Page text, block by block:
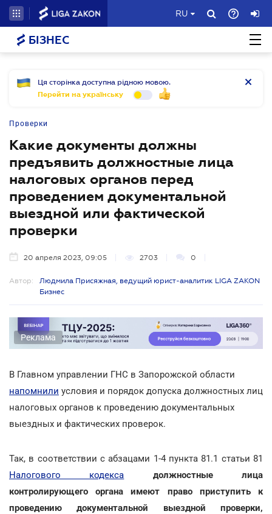
RU
БІЗНЕС
Ця сторінка доступна рідною мовою.
Перейти на українську
Проверки
Какие документы должны
предъявить должностные лица
налоговых органов перед
проведением документальной
выездной или фактической
проверки
20 апреля 2023, 09:05 2703 0
Автор:
Людмила Присяжная, ведущий юрист-аналитик LIGA ZAKON
Бизнес
Реклама
В Главном управлении ГНС в Запорожской области
напомнили условия и порядок допуска должностных лиц
налоговых органов к проведению документальных
выездных и фактических проверок.
Так, в соответствии с абзацами 1-4 пункта 81.1 статьи 81
Налогового кодекса
должностные лица
контролирующего органа имеют право приступить к
проведению документальной выездной проверки,